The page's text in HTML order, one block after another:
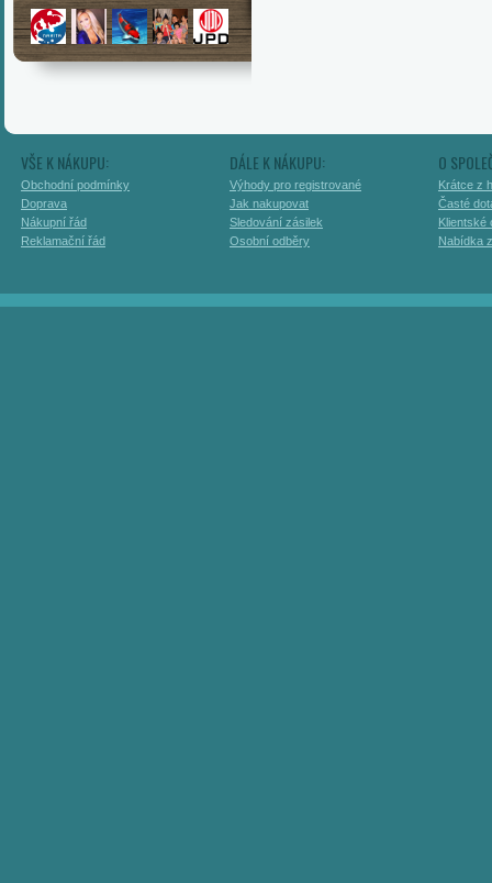
VŠE K NÁKUPU:
Obchodní podmínky
Doprava
Nákupní řád
Reklamační řád
DÁLE K NÁKUPU:
Výhody pro registrované
Jak nakupovat
Sledování zásilek
Osobní odběry
O
Krátce z
Časté
Klientské
Nabídka